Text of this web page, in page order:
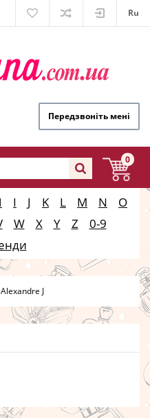
Ru
Передзвоніть мені
0
I J K L M N
O
W X Y Z
0-9
Alexandre J